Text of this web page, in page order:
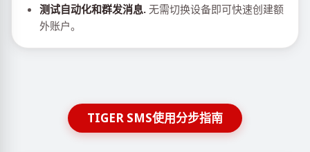
测试自动化和群发消息. 无需切换设备即可快速创建额
外账户。
TIGER SMS使用分步指南